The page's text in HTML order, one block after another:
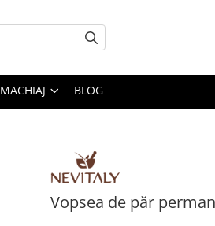
MACHIAJ BLOG
Vopsea de păr